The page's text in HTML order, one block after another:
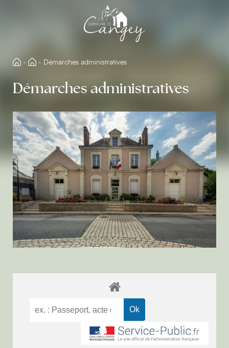
- - Démarches administratives
Démarches administratives